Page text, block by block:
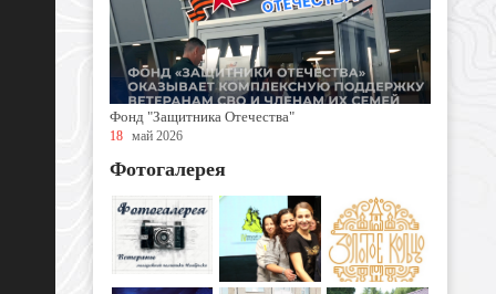
Фонд "Защитника Отечества"
18 май 2026
Фотогалерея